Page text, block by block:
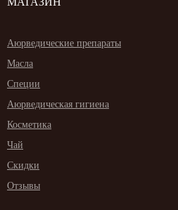
Аюрведические препараты
Масла
Специи
Аюрведическая гигиена
Косметика
Чай
Скидки
Отзывы